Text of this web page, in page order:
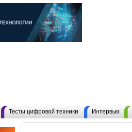
Тесты цифровой техники Интервью